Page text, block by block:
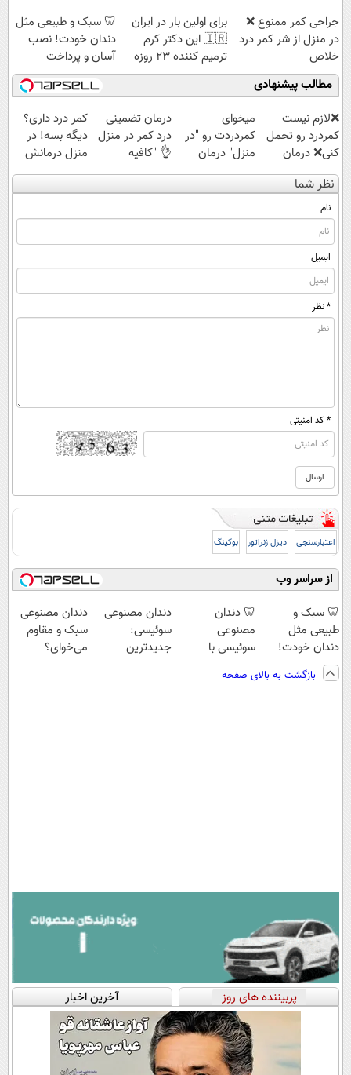
قسطی
جراحی کمر ممنوع ❌
در منزل از شر کمر درد
خلاص
شوید◂پرسش‌نامه
برای اولین بار در ایران
🇮🇷 این دکتر کرم
ترمیم کننده 23 روزه
ساخت!
🦷 سبک و طبیعی مثل
دندان خودت! نصب
آسان و پرداخت
اقساطی 💳 📍 تهران
مطالب پیشنهادی
❌لازم نیست
کمردرد رو تحمل
کنی❌ درمان
بدون جراحی و
قرص
(پرسشنامه)
میخوای
کمردردت رو "در
منزل" درمان
کنی؟ (◂فیلم +
◂پرسش‌نامه)
درمان تضمینی
درد کمر در منزل
👌 "کافیه
پرسش‌نامه رو پر
کنی"
کمر درد داری؟
دیگه بسه! در
منزل درمانش
کن
(◀پرسش‌نامه)
نظر شما
نام
ایمیل
* نظر
* کد امنیتی
اعتبارسنجی دیزل ژنراتور بوکینگ
از سراسر وب
🦷 سبک و
طبیعی مثل
دندان خودت!
نصب آسان و
پرداخت اقساطی
🦷 دندان
مصنوعی
سوئیسی با
دیجیتال |
دندان مصنوعی
سوئیسی:
جدیدترین
دندان مصنوعی
سبک و مقاوم
می‌خوای؟
بازگشت به بالای صفحه
پربیننده های روز آخرین اخبار